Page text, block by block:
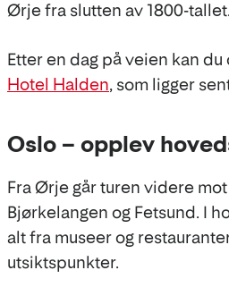
Ørje fra slutten av 1800-tallet.
Etter en dag på veien kan
Hotel Halden, som ligger
Oslo – opplev
Fra Ørje går turen videre
Bjørkelangen og Fetsund. I
alt fra museer og
utsiktspunkter.